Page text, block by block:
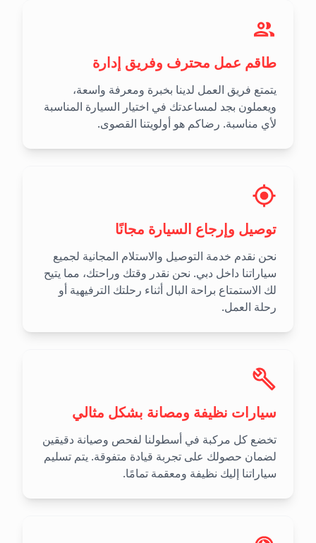
طاقم عمل محترف وفريق إدارة
يتمتع فريق العمل لدينا بخبرة ومعرفة واسعة،
ويعملون بجد لمساعدتك في اختيار السيارة المناسبة
لأي مناسبة. رضاكم هو أولويتنا القصوى.
توصيل وإرجاع السيارة مجانًا
نحن نقدم خدمة التوصيل والاستلام المجانية لجميع
سياراتنا داخل دبي. نحن نقدر وقتك وراحتك، مما يتيح
لك الاستمتاع براحة البال أثناء رحلتك الترفيهية أو
رحلة العمل.
سيارات نظيفة ومصانة بشكل مثالي
تخضع كل مركبة في أسطولنا لفحص وصيانة دقيقين
لضمان حصولك على تجربة قيادة متفوقة. يتم تسليم
سياراتنا إليك نظيفة ومعقمة تمامًا.